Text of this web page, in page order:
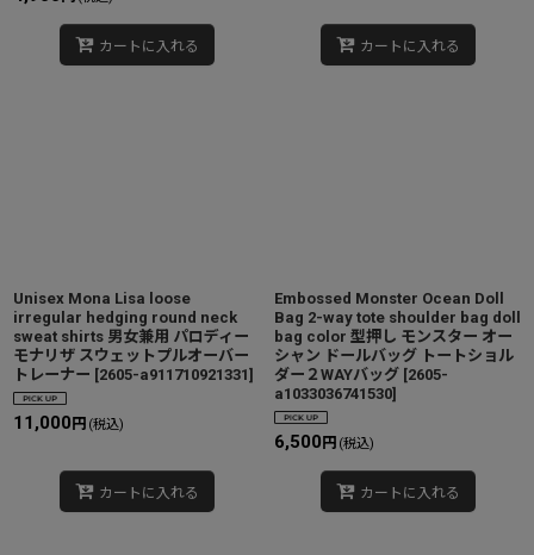
カートに入れる カートに入れる
Unisex Mona Lisa loose
irregular hedging round neck
sweat shirts 男女兼用 パロディー
モナリザ スウェットプルオーバー
トレーナー [2605-a911710921331]
11,000 円 (税込)
カートに入れる
Embossed Monster Ocean Doll
Bag 2-way tote shoulder bag doll
bag color 型押し モンスター オー
シャン ドールバッグ トートショル
ダー２WAYバッグ [2605-
a1033036741530]
6,500 円 (税込)
カートに入れる